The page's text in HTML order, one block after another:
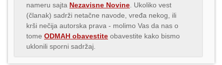
nameru sajta Nezavisne Novine . Ukoliko vest
(članak) sadrži netačne navode, vređa nekog, ili
krši nečija autorska prava - molimo Vas da nas o
tome ODMAH obavestite obavestite kako bismo
uklonili sporni sadržaj.